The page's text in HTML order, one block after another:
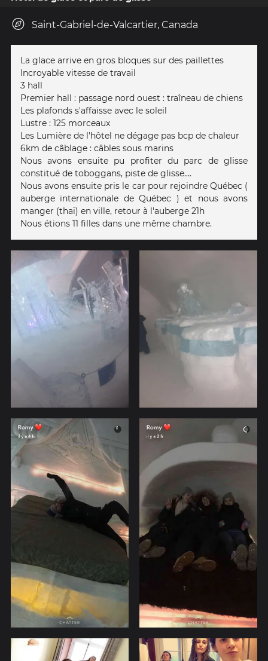
Saint-Gabriel-de-Valcartier, Canada
La glace arrive en gros bloques sur des paillettes
Incroyable vitesse de travail
3 hall
Premier hall : passage nord ouest : traîneau de chiens
Les plafonds s'affaisse avec le soleil
Lustre : 125 morceaux
Les Lumière de l'hôtel ne dégage pas bcp de chaleur
6km de câblage : câbles sous marins
Nous avons ensuite pu profiter du parc de glisse
constitué de toboggans, piste de glisse....
Nous avons ensuite pris le car pour rejoindre Québec (
auberge internationale de Québec ) et nous avons
manger (thaï) en ville, retour à l'auberge 21h
Nous étions 11 filles dans une même chambre.